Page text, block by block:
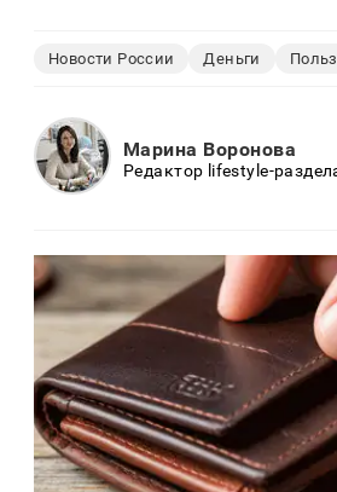
Новости России Деньги
Марина Воронова
Редактор lifestyle-